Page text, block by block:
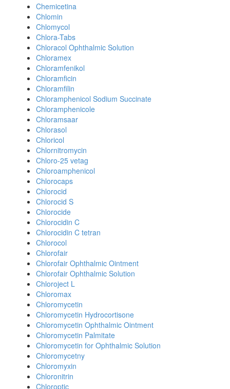
Chemicetina
Chlomin
Chlomycol
Chlora-Tabs
Chloracol Ophthalmic Solution
Chloramex
Chloramfenikol
Chloramficin
Chloramfilin
Chloramphenicol Sodium Succinate
Chloramphenicole
Chloramsaar
Chlorasol
Chloricol
Chlornitromycin
Chloro-25 vetag
Chloroamphenicol
Chlorocaps
Chlorocid
Chlorocid S
Chlorocide
Chlorocidin C
Chlorocidin C tetran
Chlorocol
Chlorofair
Chlorofair Ophthalmic Ointment
Chlorofair Ophthalmic Solution
Chloroject L
Chloromax
Chloromycetin
Chloromycetin Hydrocortisone
Chloromycetin Ophthalmic Ointment
Chloromycetin Palmitate
Chloromycetin for Ophthalmic Solution
Chloromycetny
Chloromyxin
Chloronitrin
Chloroptic